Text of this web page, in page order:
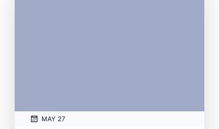
MAY 27